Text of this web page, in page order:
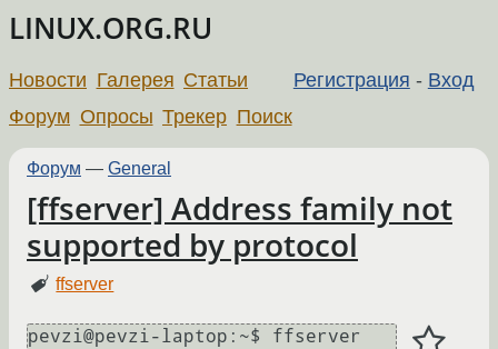
LINUX.ORG.RU
Регистрация - Вход
Новости Галерея Статьи
Форум Опросы Трекер Поиск
Форум — General
[ffserver] Address family not
supported by protocol
ffserver
pevzi@pevzi-laptop:~$ ffserver